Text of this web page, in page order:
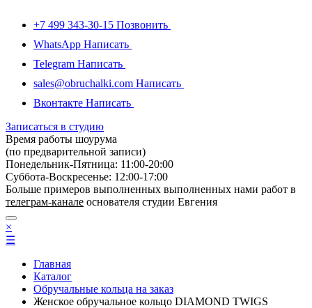
+7 499 343-30-15 Позвонить
WhatsApp Написать
Telegram Написать
sales@obruchalki.com Написать
Вконтакте Написать
Записаться в студию
Время работы шоурума
(по предварительной записи)
Понедельник-Пятница: 11:00-20:00
Суббота-Bоcкресенье: 12:00-17:00
Больше примеров выполненных выполненных нами работ в
телеграм-канале основателя студии Евгения
×
☰
Главная
Каталог
Обручальные кольца на заказ
Женское обручальное кольцо DIAMOND TWIGS